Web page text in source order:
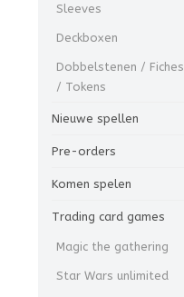
Sleeves
Deckboxen
Dobbelstenen / Fiches
/ Tokens
Nieuwe spellen
Pre-orders
Komen spelen
Trading card games
Magic the gathering
Star Wars unlimited